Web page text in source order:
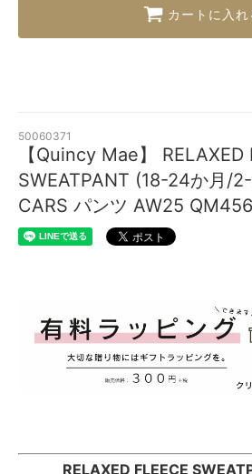
カートに入れ
50060371
【Quincy Mae】 RELAXED
SWEATPANT (18-24か月/
CARS パンツ AW25
RELAXED FLEECE